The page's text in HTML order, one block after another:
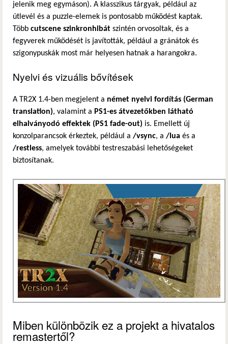
jelenik meg egymáson). A klasszikus tárgyak, például az
útlevél és a puzzle-elemek is pontosabb működést kaptak.
Több cutscene szinkronhibát szintén orvosoltak, és a
fegyverek működését is javították, például a gránátok és
szigonypuskák most már helyesen hatnak a harangokra.
Nyelvi és vizuális bővítések
A TR2X 1.4-ben megjelent a német nyelvi fordítás (German
translation), valamint a PS1-es átvezetőkben látható
elhalványodó effektek (PS1 fade-out) is. Emellett új
konzolparancsok érkeztek, például a /vsync, a /lua és a
/restless, amelyek további testreszabási lehetőségeket
biztosítanak.
Miben különbözik ez a projekt a hivatalos
remastertől?